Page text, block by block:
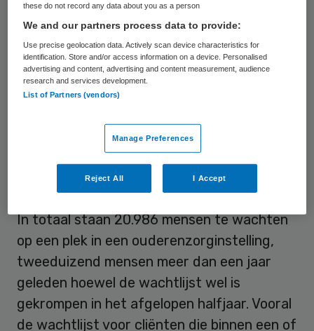
Dementie
Vaak gaat het om cliënten die in een
ziekenhuis of revalidatie-instelling
verblijven en een plek nodig hebben om
beschermd te wonen met intensieve
begeleiding vanwege bijvoorbeeld dementie
of het zijn cliënten die intensieve zorg
nodig hebben om verder te herstellen.
In totaal staan 20.986 mensen te wachten
op een plek in een ouderenzorginstelling,
tweeduizend mensen meer dan een jaar
geleden hoewel de wachtlijst wel is
gekrompen in het afgelopen halfjaar. Vooral
de wachtlijst voor cliënten die binnen een of
these do not record any data about you as a person
We and our partners process data to provide:
Use precise geolocation data. Actively scan device characteristics for
identification. Store and/or access information on a device. Personalised
advertising and content, advertising and content measurement, audience
research and services development.
List of Partners (vendors)
Manage Preferences
Reject All I Accept